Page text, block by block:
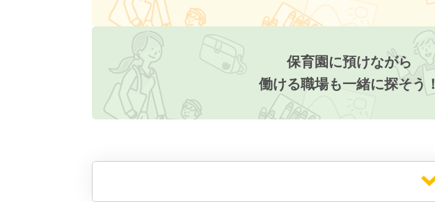
保育園に預けながら
働ける職場も一緒に探そう！